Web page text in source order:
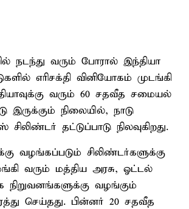
நடந்து வரும் போரால் இந்தியா
எரிசக்தி வினியோகம் முடங்கி
வரும் 60 சதவீத சமையல்
இருக்கும் நிலையில், நாடு
சிலிண்டர் தட்டுப்பாடு நிலவுகிறது.
வழங்கப்படும் சிலிண்டர்களுக்கு
வரும் மத்திய அரசு, ஓட்டல்
வழங்கும்
செய்தது. பின்னர் 20 சதவீத